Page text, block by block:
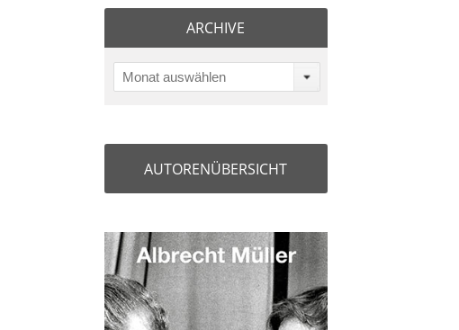
ARCHIVE
Monat auswählen
AUTORENÜBERSICHT